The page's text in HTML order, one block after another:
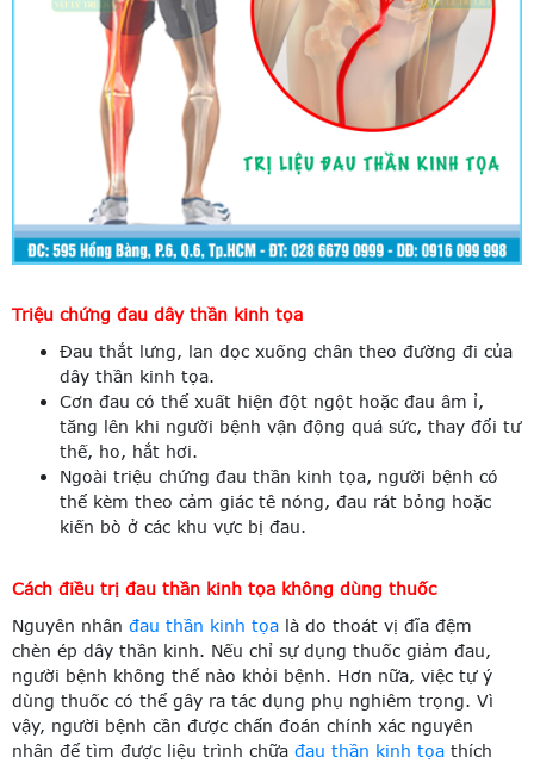
Triệu chứng đau dây thần kinh tọa
Đau thắt lưng, lan dọc xuống chân theo đường đi của
dây thần kinh tọa.
Cơn đau có thể xuất hiện đột ngột hoặc đau âm ỉ,
tăng lên khi người bệnh vận động quá sức, thay đổi tư
thế, ho, hắt hơi.
Ngoài triệu chứng đau thần kinh tọa, người bệnh có
thể kèm theo cảm giác tê nóng, đau rát bỏng hoặc
kiến bò ở các khu vực bị đau.
Cách điều trị đau thần kinh tọa không dùng thuốc
Nguyên nhân đau thần kinh tọa là do thoát vị đĩa đệm
chèn ép dây thần kinh. Nếu chỉ sự dụng thuốc giảm đau,
người bệnh không thể nào khỏi bệnh. Hơn nữa, việc tự ý
dùng thuốc có thể gây ra tác dụng phụ nghiêm trọng. Vì
vậy, người bệnh cần được chẩn đoán chính xác nguyên
nhân để tìm được liệu trình chữa đau thần kinh tọa thích